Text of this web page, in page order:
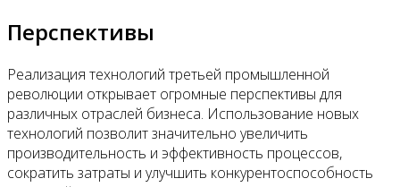
Перспективы
Реализация технологий третьей промышленной
революции открывает огромные перспективы для
различных отраслей бизнеса. Использование новых
технологий позволит значительно увеличить
производительность и эффективность процессов,
сократить затраты и улучшить конкурентоспособность